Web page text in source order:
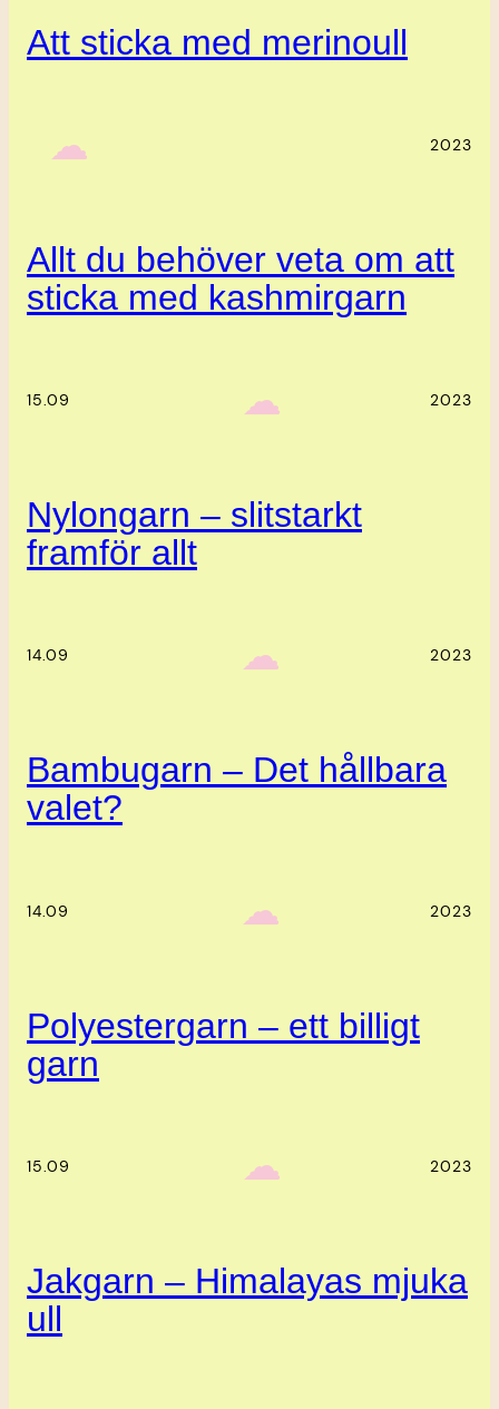
Att sticka med merinoull
‎ ‎‎ ☁︎‎‎ 2023
Allt du behöver veta om att
sticka med kashmirgarn
15.09 ‎ ‎‎ ☁︎‎‎ 2023
Nylongarn – slitstarkt
framför allt
14.09 ‎ ‎‎ ☁︎‎‎ 2023
Bambugarn – Det hållbara
valet?
14.09 ‎ ‎‎ ☁︎‎‎ 2023
Polyestergarn – ett billigt
garn
15.09 ‎ ‎‎ ☁︎‎‎ 2023
Jakgarn – Himalayas mjuka
ull